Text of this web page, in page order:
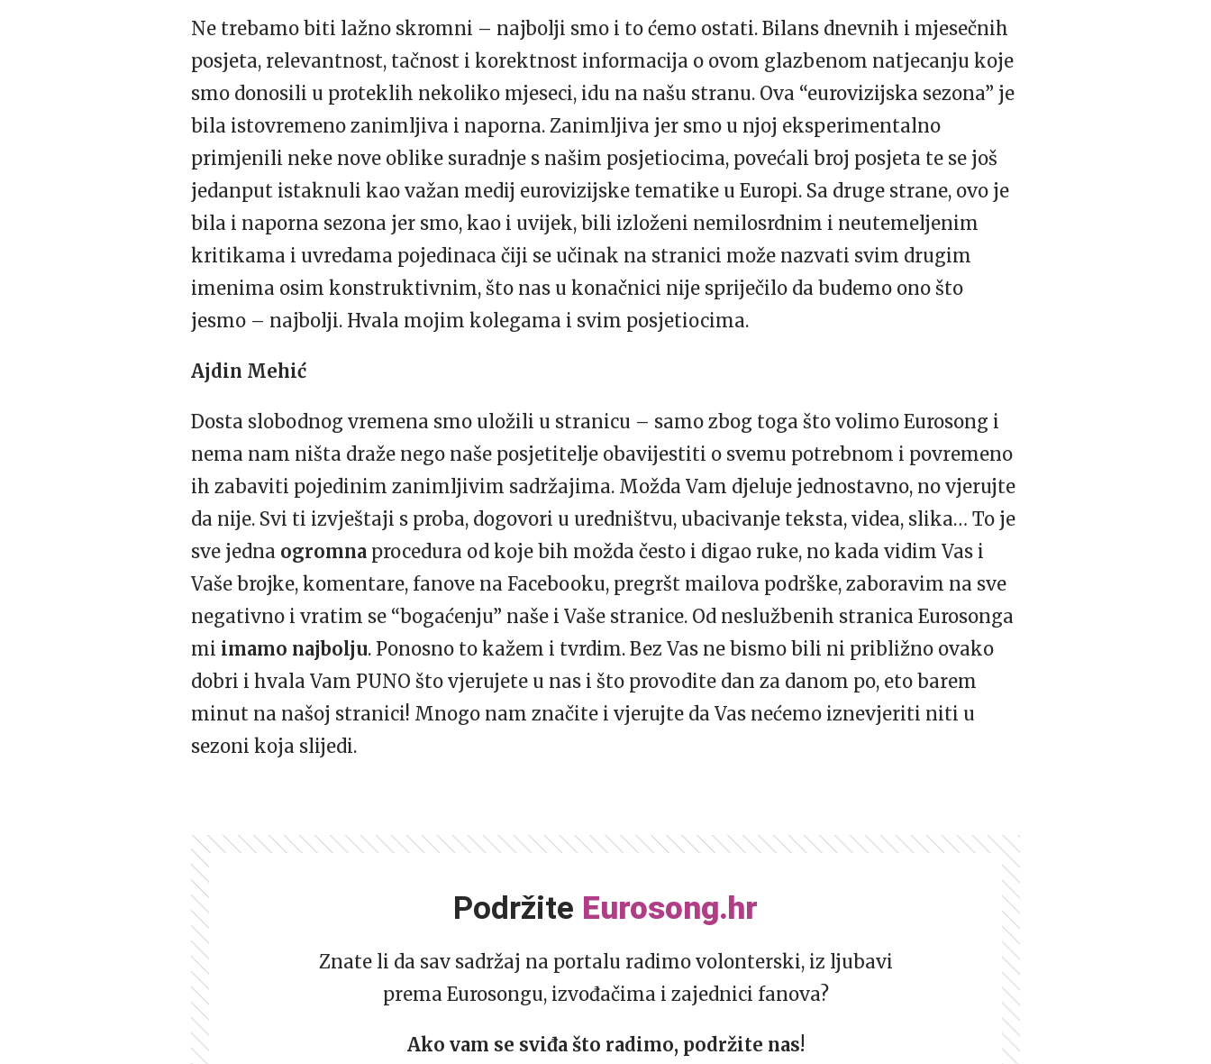
Ne trebamo biti lažno skromni – najbolji smo i to ćemo ostati. Bilans dnevnih i mjesečnih
posjeta, relevantnost, tačnost i korektnost informacija o ovom glazbenom natjecanju koje
smo donosili u proteklih nekoliko mjeseci, idu na našu stranu. Ova “eurovizijska sezona” je
bila istovremeno zanimljiva i naporna. Zanimljiva jer smo u njoj eksperimentalno
primjenili neke nove oblike suradnje s našim posjetiocima, povećali broj posjeta te se još
jedanput istaknuli kao važan medij eurovizijske tematike u Europi. Sa druge strane, ovo je
bila i naporna sezona jer smo, kao i uvijek, bili izloženi nemilosrdnim i neutemeljenim
kritikama i uvredama pojedinaca čiji se učinak na stranici može nazvati svim drugim
imenima osim konstruktivnim, što nas u konačnici nije spriječilo da budemo ono što
jesmo – najbolji. Hvala mojim kolegama i svim posjetiocima.
Ajdin Mehić
Dosta slobodnog vremena smo uložili u stranicu – samo zbog toga što volimo Eurosong i
nema nam ništa draže nego naše posjetitelje obavijestiti o svemu potrebnom i povremeno
ih zabaviti pojedinim zanimljivim sadržajima. Možda Vam djeluje jednostavno, no vjerujte
da nije. Svi ti izvještaji s proba, dogovori u uredništvu, ubacivanje teksta, videa, slika… To je
sve jedna ogromna procedura od koje bih možda često i digao ruke, no kada vidim Vas i
Vaše brojke, komentare, fanove na Facebooku, pregršt mailova podrške, zaboravim na sve
negativno i vratim se “bogaćenju” naše i Vaše stranice. Od neslužbenih stranica Eurosonga
mi imamo najbolju. Ponosno to kažem i tvrdim. Bez Vas ne bismo bili ni približno ovako
dobri i hvala Vam PUNO što vjerujete u nas i što provodite dan za danom po, eto barem
minut na našoj stranici! Mnogo nam značite i vjerujte da Vas nećemo iznevjeriti niti u
sezoni koja slijedi.
Podržite Eurosong.hr
Znate li da sav sadržaj na portalu radimo volonterski, iz ljubavi
prema Eurosongu, izvođačima i zajednici fanova?
Ako vam se sviđa što radimo, podržite nas!